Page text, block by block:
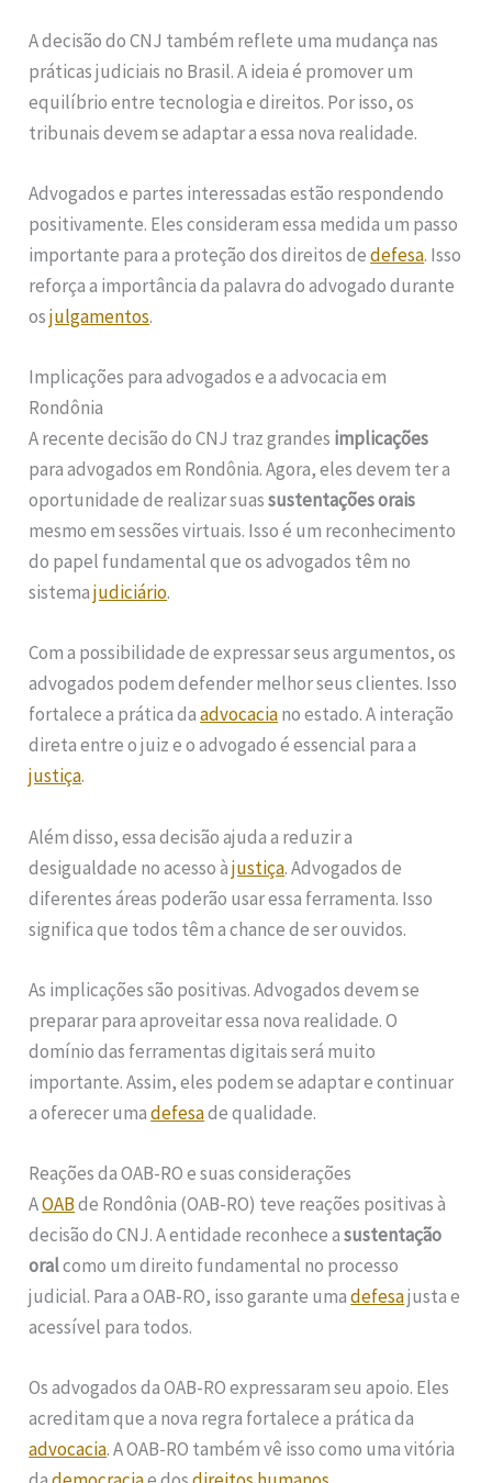
A decisão do CNJ também reflete uma mudança nas
práticas judiciais no Brasil. A ideia é promover um
equilíbrio entre tecnologia e direitos. Por isso, os
tribunais devem se adaptar a essa nova realidade.
Advogados e partes interessadas estão respondendo
positivamente. Eles consideram essa medida um passo
importante para a proteção dos direitos dedefesa. Isso
reforça a importância da palavra do advogado durante
osjulgamentos.
Implicações para advogados e a advocacia em
Rondônia
A recente decisão do CNJ traz grandes implicações
para advogados em Rondônia. Agora, eles devem ter a
oportunidade de realizar suassustentações orais
mesmo em sessões virtuais. Isso é um reconhecimento
do papel fundamental que os advogados têm no
sistemajudiciário.
Com a possibilidade de expressar seus argumentos, os
advogados podem defender melhor seus clientes. Isso
fortalece a prática daadvocaciano estado. A interação
direta entre o juiz e o advogado é essencial para a
justiça.
Além disso, essa decisão ajuda a reduzir a
desigualdade no acesso àjustiça. Advogados de
diferentes áreas poderão usar essa ferramenta. Isso
significa que todos têm a chance de ser ouvidos.
As implicações são positivas. Advogados devem se
preparar para aproveitar essa nova realidade. O
domínio das ferramentas digitais será muito
importante. Assim, eles podem se adaptar e continuar
a oferecer umadefesade qualidade.
Reações da OAB-RO e suas considerações
AOABde Rondônia (OAB-RO) teve reações positivas à
decisão do CNJ. A entidade reconhece asustentação
oralcomo um direito fundamental no processo
judicial. Para a OAB-RO, isso garante umadefesajusta e
acessível para todos.
Os advogados da OAB-RO expressaram seu apoio. Eles
acreditam que a nova regra fortalece a prática da
advocacia. A OAB-RO também vê isso como uma vitória